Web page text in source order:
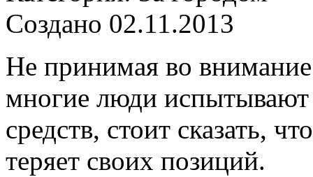
Создано 02.11.2013
Не принимая во
многие люди испытывают
средств, стоит сказать,
теряет своих позиций.